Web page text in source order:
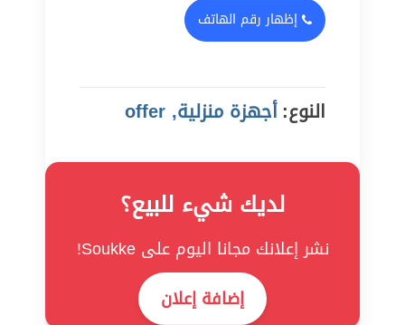
إظهار رقم الهاتف
النوع:أجهزة منزلية, offer
لديك شيء للبيع؟
نشر إعلانك مجانا اليوم على Soukke!
إضافة إعلان